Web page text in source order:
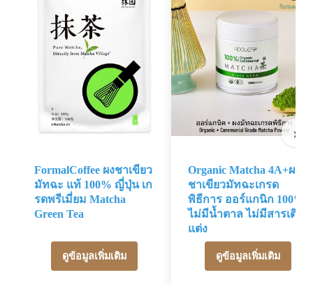
›
FormalCoffee ผงชาเขียว
มัทฉะ แท้ 100% ญี่ปุ่น เก
รดพรีเมี่ยม Matcha
Green Tea
ดูข้อมูลเพิ่มเติม
Organic Matcha 4A+ผง
ชาเขียวมัทฉะเกรด
พิธีการ ออร์แกนิก 100%
ไม่มีน้ำตาล ไม่มีสารเติม
แต่ง
ดูข้อมูลเพิ่มเติม